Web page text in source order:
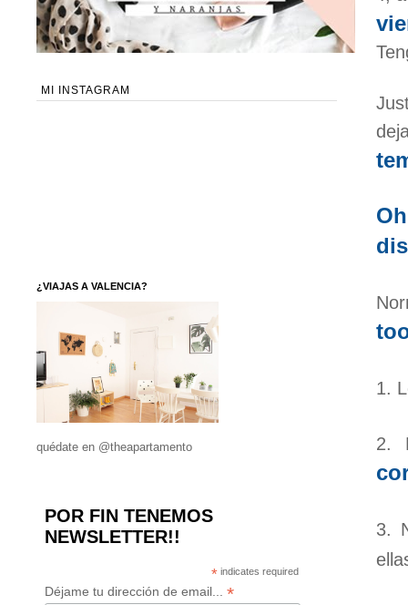
1.
2.
3.
MI INSTAGRAM
¿VIAJAS A VALENCIA?
quédate en @theapartamento
POR FIN TENEMOS
NEWSLETTER!!
* indicates required
Déjame tu dirección de email... *